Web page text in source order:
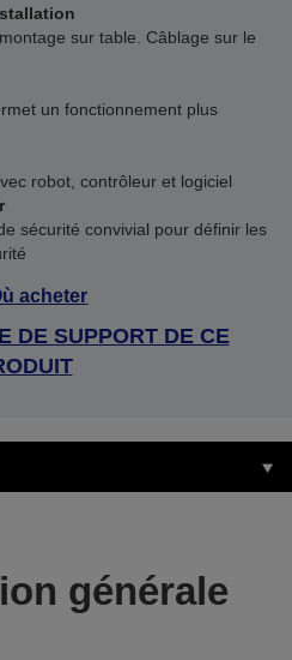
sur table. Câblage sur le
un fonctionnement plus
robot, contrôleur et logiciel
sécurité convivial pour définir les
acheter
DE SUPPORT DE CE
générale